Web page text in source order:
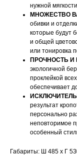
нужной
МНОЖЕСТВО
обивки и
которые будут
и общей
или тонировка
ПРОЧНОСТЬ
экологичной
проклейкой
обеспечивает
результат
персонально
неповторимое
особенный
Габариты: Ш 485 х Г
НАШИ
ВОПРОСЫ